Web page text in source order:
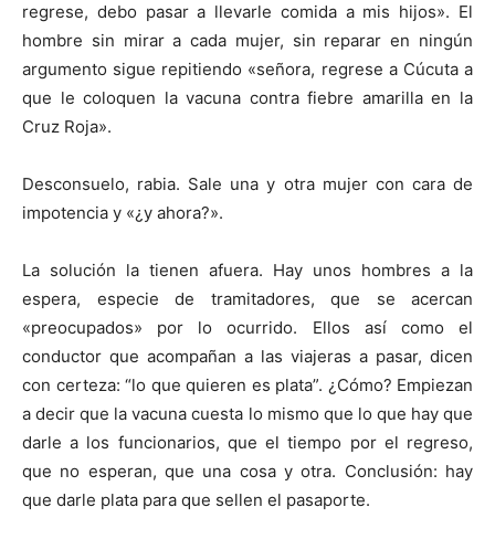
regrese, debo pasar a llevarle comida a mis hijos». El
hombre sin mirar a cada mujer, sin reparar en ningún
argumento sigue repitiendo «señora, regrese a Cúcuta a
que le coloquen la vacuna contra fiebre amarilla en la
Cruz Roja».
Desconsuelo, rabia. Sale una y otra mujer con cara de
impotencia y «¿y ahora?».
La solución la tienen afuera. Hay unos hombres a la
espera, especie de tramitadores, que se acercan
«preocupados» por lo ocurrido. Ellos así como el
conductor que acompañan a las viajeras a pasar, dicen
con certeza: “lo que quieren es plata”. ¿Cómo? Empiezan
a decir que la vacuna cuesta lo mismo que lo que hay que
darle a los funcionarios, que el tiempo por el regreso,
que no esperan, que una cosa y otra. Conclusión: hay
que darle plata para que sellen el pasaporte.